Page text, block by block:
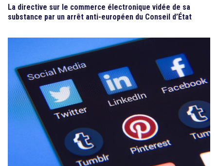
La directive sur le commerce électronique vidée de sa
substance par un arrêt anti-européen du Conseil d’État